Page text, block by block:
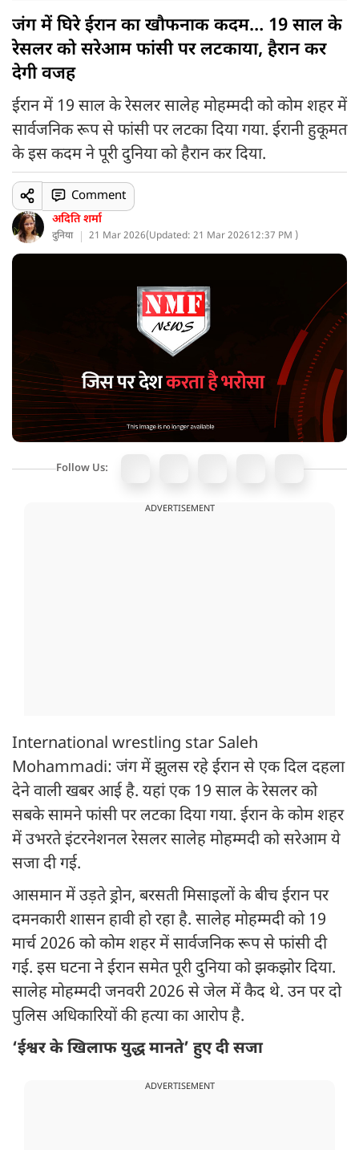
जंग में घिरे ईरान का खौफनाक कदम… 19 साल के
रेसलर को सरेआम फांसी पर लटकाया, हैरान कर
देगी वजह
ईरान में 19 साल के रेसलर सालेह मोहम्मदी को कोम शहर में
सार्वजनिक रूप से फांसी पर लटका दिया गया. ईरानी हुकूमत
के इस कदम ने पूरी दुनिया को हैरान कर दिया.
अदिति शर्मा
दुनिया 21 Mar 2026(Updated: 21 Mar 202612:37 PM )
Comment
Follow Us:
ADVERTISEMENT
International wrestling star Saleh
Mohammadi: जंग में झुलस रहे ईरान से एक दिल दहला
देने वाली खबर आई है. यहां एक 19 साल के रेसलर को
सबके सामने फांसी पर लटका दिया गया. ईरान के कोम शहर
में उभरते इंटरनेशनल रेसलर सालेह मोहम्मदी को सरेआम ये
सजा दी गई.
आसमान में उड़ते ड्रोन, बरसती मिसाइलों के बीच ईरान पर
दमनकारी शासन हावी हो रहा है. सालेह मोहम्मदी को 19
मार्च 2026 को कोम शहर में सार्वजनिक रूप से फांसी दी
गई. इस घटना ने ईरान समेत पूरी दुनिया को झकझोर दिया.
सालेह मोहम्मदी जनवरी 2026 से जेल में कैद थे. उन पर दो
पुलिस अधिकारियों की हत्या का आरोप है.
‘ईश्वर के खिलाफ युद्ध मानते’ हुए दी सजा
ADVERTISEMENT